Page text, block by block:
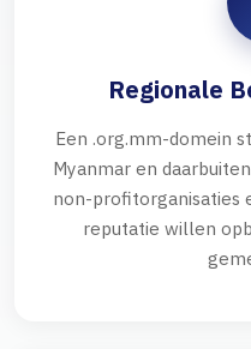
Regionale
Een .org.mm-domein
Myanmar en
non-profitorganisaties
reputatie willen